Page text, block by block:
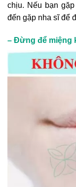
chịu. Nếu bạn
đến gặp nha sĩ để
– Đừng để miệng